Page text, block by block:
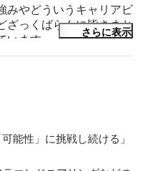
みやどういうキャリアビ
ざっくばらんに皆さまと
ます。
に興味を持っていただい
さらに表示
能性」に挑戦し続ける」